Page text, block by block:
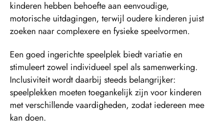
kinderen hebben behoefte aan eenvoudige,
motorische uitdagingen, terwijl oudere kinderen juist
zoeken naar complexere en fysieke speelvormen.
Een goed ingerichte speelplek biedt variatie en
stimuleert zowel individueel spel als samenwerking.
Inclusiviteit wordt daarbij steeds belangrijker:
speelplekken moeten toegankelijk zijn voor kinderen
met verschillende vaardigheden, zodat iedereen mee
kan doen.